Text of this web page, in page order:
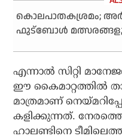
കൊലപാതകശ്രമം;
ഫുട്‌ബോള്‍ മത്സരങ്ങളും
എന്നാല്‍ സിറ്റി
ഈ കൈമാറ്റത്തില്‍
മാത്രമാണ്
കളിക്കുന്നത്.
ഹാലണ്ടിനെ